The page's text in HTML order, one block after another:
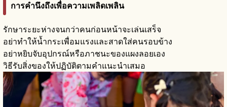
การคำนึงถึงเพื่อความเพลิดเพลิน
รักษาระยะห่างจนกว่าคนก่อนหน้าจะเล่นเสร็จ
อย่าทำให้น้ำกระเพื่อมแรงและสาดใส่คนรอบข้าง
อย่าหยิบจับอุปกรณ์หรือภาชนะของแผงลอยเอง
วิธีรับสิ่งของให้ปฏิบัติตามคำแนะนำเสมอ